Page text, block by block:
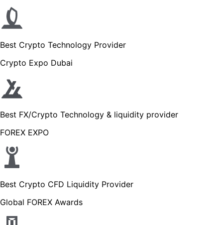
Best Crypto Technology Provider
Crypto Expo Dubai
Best FX/Crypto Technology & liquidity provider
FOREX EXPO
Best Crypto CFD Liquidity Provider
Global FOREX Awards